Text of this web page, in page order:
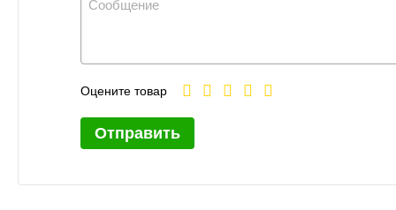
Оцените товар
Отправить